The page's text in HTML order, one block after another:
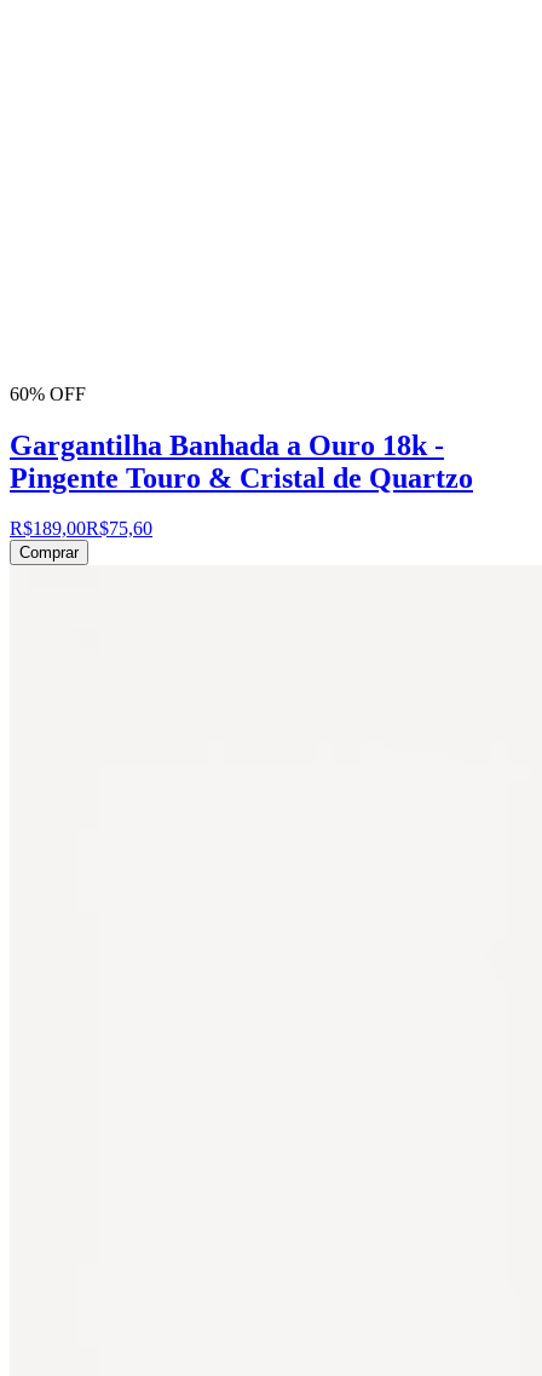
60% OFF
Gargantilha Banhada a Ouro 18k -
Pingente Touro & Cristal de Quartzo
R$189,00R$75,60
Comprar